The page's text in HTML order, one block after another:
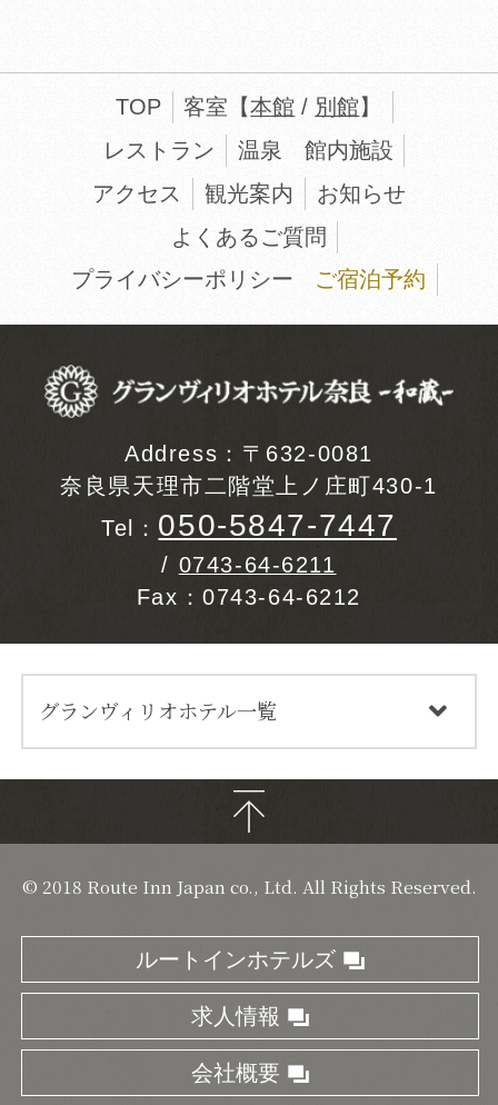
TOP 客室【本館 / 別館】
レストラン
温泉
館内施設
アクセス
観光案内
お知らせ
よくあるご質問
プライバシーポリシー
ご宿泊予約
Address：〒632-0081
奈良県天理市二階堂上ノ庄町430-1
Tel： 050-5847-7447
/ 0743-64-6211
Fax：0743-64-6212
グランヴィリオホテル一覧
© 2018 Route Inn Japan co., Ltd. All Rights Reserved.
ルートインホテルズ
求人情報
会社概要
お客さまの興味・関心に合ったサービスをご提供するためにクッキーを使
されているクッキーの使用に同意されたものとみなします。